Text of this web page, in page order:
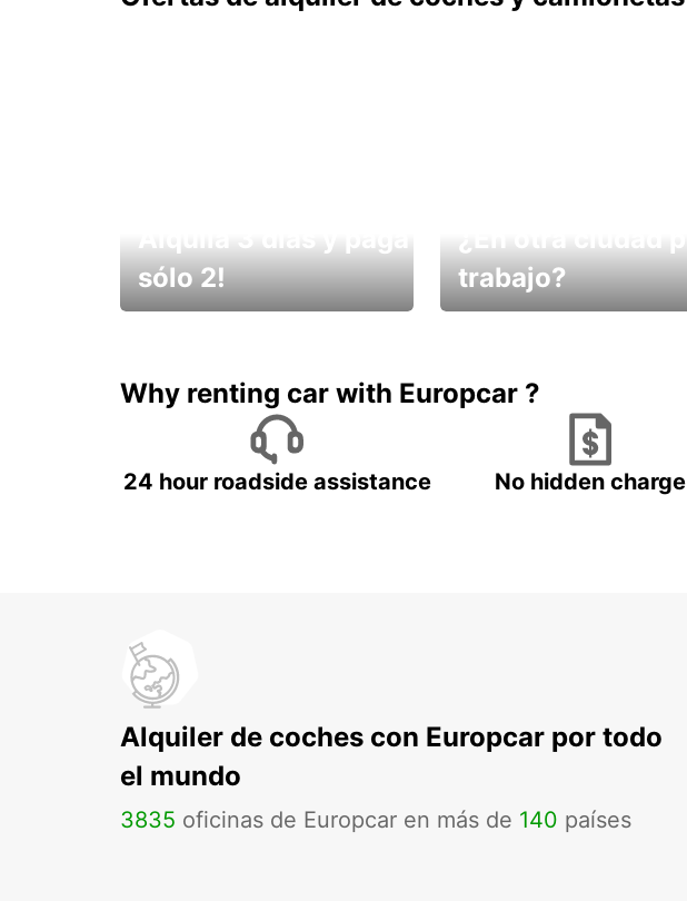
sólo 2!
trabajo?
Why renting car with Europcar ?
24 hour roadside assistance No hidden charge
Alquiler de coches con Europcar por todo
el mundo
3835 oficinas de Europcar en más de 140 países